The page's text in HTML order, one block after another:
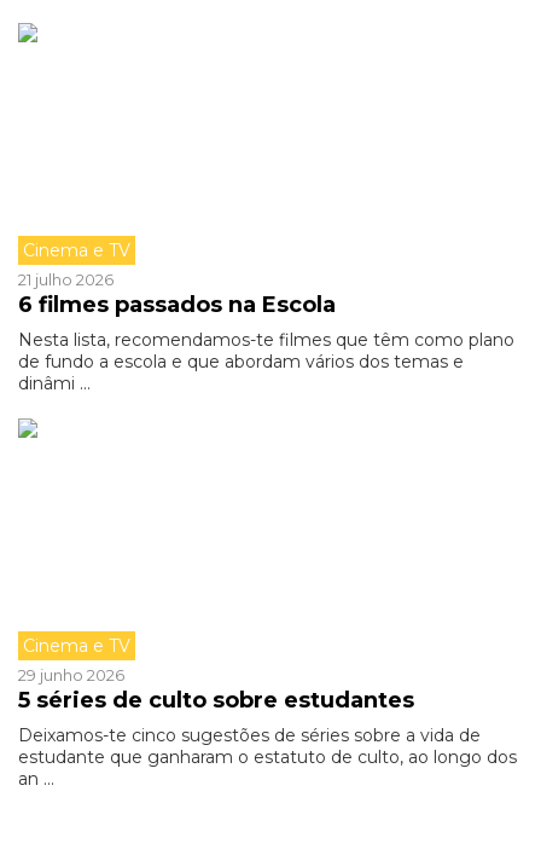
Cinema e TV
21 julho 2026
6 filmes passados na Escola
Nesta lista, recomendamos-te filmes que têm como plano
de fundo a escola e que abordam vários dos temas e
dinâmi ...
Cinema e TV
29 junho 2026
5 séries de culto sobre estudantes
Deixamos-te cinco sugestões de séries sobre a vida de
estudante que ganharam o estatuto de culto, ao longo dos
an ...